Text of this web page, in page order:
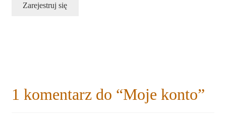
Zarejestruj się
1 komentarz do “Moje konto”